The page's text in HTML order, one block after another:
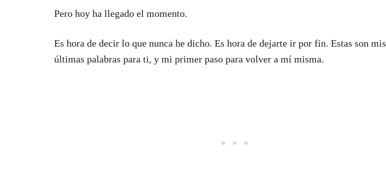
Pero hoy ha llegado el momento.
Es hora de decir lo que nunca he dicho. Es hora de dejarte ir por fin. Estas son mis
últimas palabras para ti, y mi primer paso para volver a mí misma.